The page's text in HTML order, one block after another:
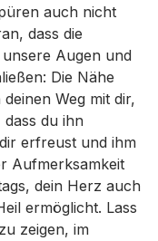
auch nicht
dass die
Augen und
Die Nähe
Weg mit dir,
du ihn
erfreust und ihm
Aufmerksamkeit
dein Herz auch
ermöglicht. Lass
zeigen, im